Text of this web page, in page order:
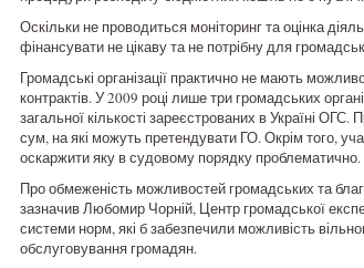
Оскільки не проводиться моніторинг та оцінка
фінансувати не цікаву та не потрібну для
Громадські організації практично не мають
контрактів. У 2009 році лише три громадських
загальної кількості зареєстрованих в Україні
сум, на які можуть претендувати ГО. Окрім того,
оскаржити яку в судовому порядку проблематично.
Про обмеженість можливостей громадських та
зазначив Любомир Чорній, Центр громадської
системи норм, які б забезпечили можливість
обслуговування громадян.